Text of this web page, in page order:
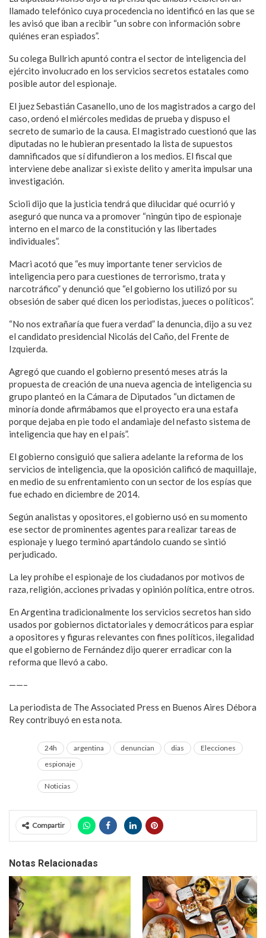
llamado telefónico cuya procedencia no identificó en las que se
les avisó que iban a recibir “un sobre con información sobre
quiénes eran espiados”.
Su colega Bullrich apuntó contra el sector de inteligencia del
ejército involucrado en los servicios secretos estatales como
posible autor del espionaje.
El juez Sebastián Casanello, uno de los magistrados a cargo del
caso, ordenó el miércoles medidas de prueba y dispuso el
secreto de sumario de la causa. El magistrado cuestionó que las
diputadas no le hubieran presentado la lista de supuestos
damnificados que sí difundieron a los medios. El fiscal que
interviene debe analizar si existe delito y amerita impulsar una
investigación.
Scioli dijo que la justicia tendrá que dilucidar qué ocurrió y
aseguró que nunca va a promover “ningún tipo de espionaje
interno en el marco de la constitución y las libertades
individuales”.
Macri acotó que “es muy importante tener servicios de
inteligencia pero para cuestiones de terrorismo, trata y
narcotráfico” y denunció que “el gobierno los utilizó por su
obsesión de saber qué dicen los periodistas, jueces o políticos”.
“No nos extrañaría que fuera verdad” la denuncia, dijo a su vez
el candidato presidencial Nicolás del Caño, del Frente de
Izquierda.
Agregó que cuando el gobierno presentó meses atrás la
propuesta de creación de una nueva agencia de inteligencia su
grupo planteó en la Cámara de Diputados “un dictamen de
minoría donde afirmábamos que el proyecto era una estafa
porque dejaba en pie todo el andamiaje del nefasto sistema de
inteligencia que hay en el país”.
El gobierno consiguió que saliera adelante la reforma de los
servicios de inteligencia, que la oposición calificó de maquillaje,
en medio de su enfrentamiento con un sector de los espías que
fue echado en diciembre de 2014.
Según analistas y opositores, el gobierno usó en su momento
ese sector de prominentes agentes para realizar tareas de
espionaje y luego terminó apartándolo cuando se sintió
perjudicado.
La ley prohíbe el espionaje de los ciudadanos por motivos de
raza, religión, acciones privadas y opinión política, entre otros.
En Argentina tradicionalmente los servicios secretos han sido
usados por gobiernos dictatoriales y democráticos para espiar
a opositores y figuras relevantes con fines políticos, ilegalidad
que el gobierno de Fernández dijo querer erradicar con la
reforma que llevó a cabo.
——–
La periodista de The Associated Press en Buenos Aires Débora
Rey contribuyó en esta nota.
24h argentina denuncian dias
Elecciones
espionaje
Noticias
Compartir
Notas Relacionadas